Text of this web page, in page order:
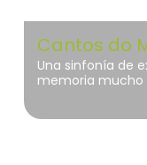
Cantos do
Una sinfonía de
memoria